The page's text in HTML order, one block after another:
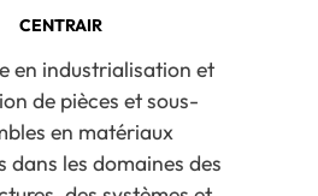
CENTRAIR
en industrialisation et
de pièces et sous-
en matériaux
dans les domaines des